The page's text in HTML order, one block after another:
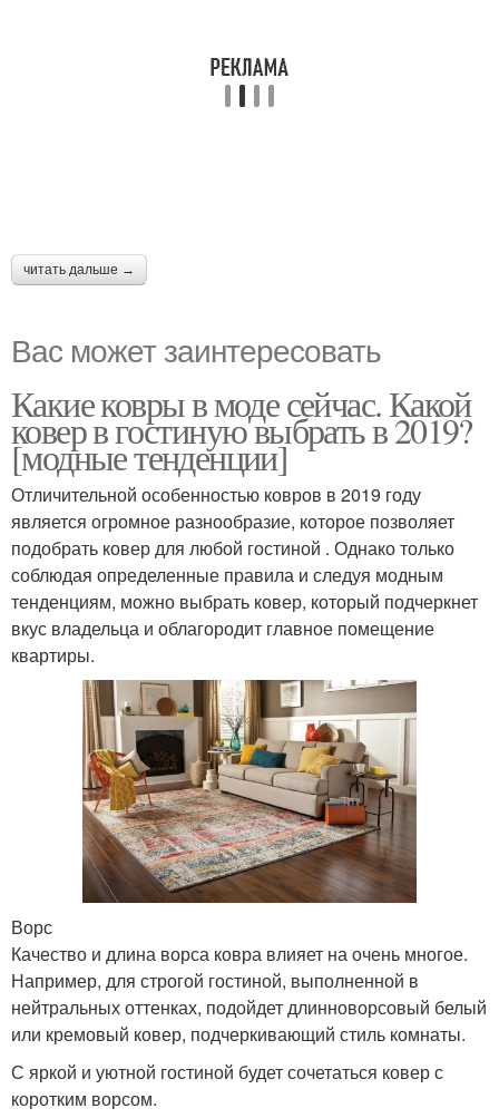
читать дальше →
Вас может заинтересовать
Какие ковры в моде сейчас. Какой
ковер в гостиную выбрать в 2019?
[модные тенденции]
Отличительной особенностью ковров в 2019 году
является огромное разнообразие, которое позволяет
подобрать ковер для любой гостиной . Однако только
соблюдая определенные правила и следуя модным
тенденциям, можно выбрать ковер, который подчеркнет
вкус владельца и облагородит главное помещение
квартиры.
Ворс
Качество и длина ворса ковра влияет на очень многое.
Например, для строгой гостиной, выполненной в
нейтральных оттенках, подойдет длинноворсовый белый
или кремовый ковер, подчеркивающий стиль комнаты.
С яркой и уютной гостиной будет сочетаться ковер с
коротким ворсом.